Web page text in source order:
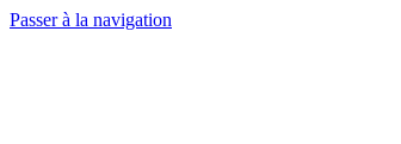
Passer à la navigation